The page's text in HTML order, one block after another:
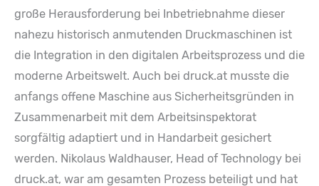
große Herausforderung bei Inbetriebnahme dieser
nahezu historisch anmutenden Druckmaschinen ist
die Integration in den digitalen Arbeitsprozess und die
moderne Arbeitswelt. Auch bei druck.at musste die
anfangs offene Maschine aus Sicherheitsgründen in
Zusammenarbeit mit dem Arbeitsinspektorat
sorgfältig adaptiert und in Handarbeit gesichert
werden. Nikolaus Waldhauser, Head of Technology bei
druck.at, war am gesamten Prozess beteiligt und hat